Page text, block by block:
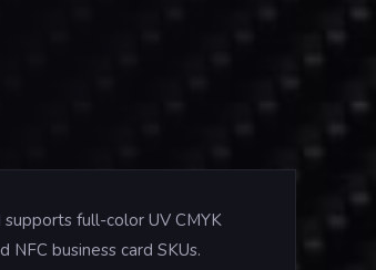
full-color UV CMYK
business card SKUs.